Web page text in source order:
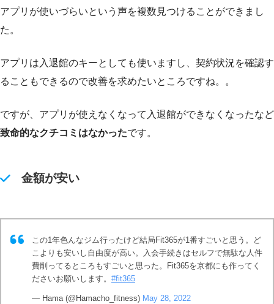
アプリが使いづらいという声を複数見つけることができまし
た。
アプリは入退館のキーとしても使いますし、契約状況を確認す
ることもできるので改善を求めたいところですね。。
ですが、アプリが使えなくなって入退館ができなくなったなど
致命的なクチコミはなかったです。
金額が安い
この1年色んなジム行ったけど結局Fit365が1番すごいと思う。ど
こよりも安いし自由度が高い。入会手続きはセルフで無駄な人件
費削ってるところもすごいと思った。Fit365を京都にも作ってく
ださいお願いします。 #fit365
— Hama (@Hamacho_fitness) May 28, 2022